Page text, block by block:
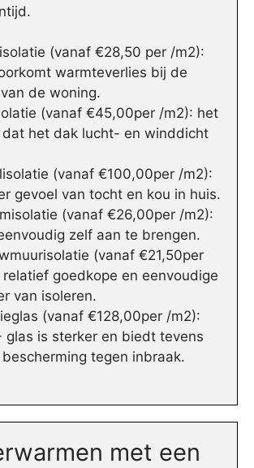
(vanaf €28,50 per /m2):
warmteverlies bij de
de woning.
(vanaf €45,00per /m2): het
dat het dak lucht- en winddicht
(vanaf €100,00per /m2):
gevoel van tocht en kou in huis.
(vanaf €26,00per /m2):
zelf aan te brengen.
(vanaf €21,50per
relatief goedkope en eenvoudige
van isoleren.
(vanaf €128,00per /m2):
glas is sterker en biedt tevens
bescherming tegen inbraak.
met een